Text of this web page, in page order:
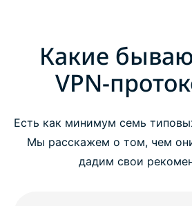
Какие
VPN-
Есть как минимум семь
Мы расскажем о том, чем
дадим свои